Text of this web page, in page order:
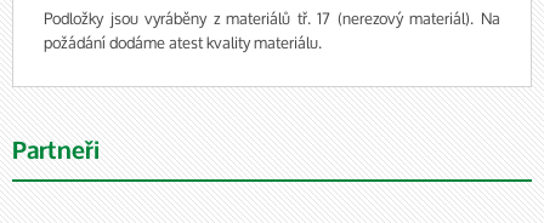
Podložky jsou vyráběny z materiálů tř. 17 (nerezový materiál). Na
požádání dodáme atest kvality materiálu.
Partneři